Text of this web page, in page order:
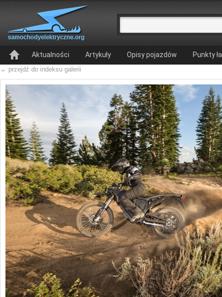
Aktualności Artykuły Opisy pojazdów Punkty
← przejdź do indeksu galerii